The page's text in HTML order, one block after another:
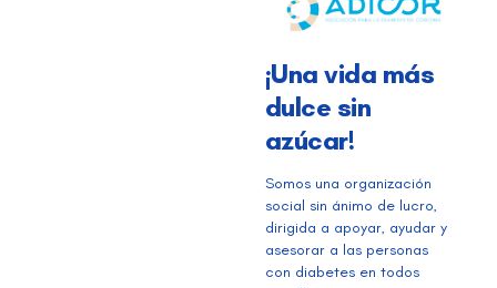
¡Una vida más
dulce sin
azúcar!
Somos una organización
social sin ánimo de lucro,
dirigida a apoyar, ayudar y
asesorar a las personas
con diabetes en todos